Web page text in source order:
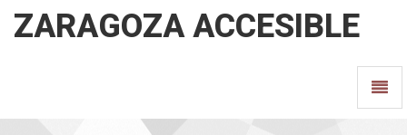
ZARAGOZA ACCESIBLE
a